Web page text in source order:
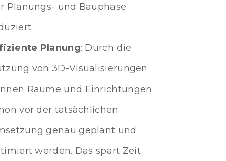
Planungs- und Bauphase
Planung: Durch die
von 3D-Visualisierungen
Räume und Einrichtungen
vor der tatsächlichen
genau geplant und
werden. Das spart Zeit